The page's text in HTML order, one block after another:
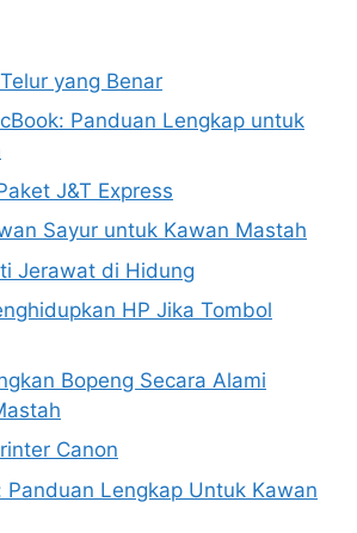
yang Benar
Panduan Lengkap untuk
J&T Express
Sayur untuk Kawan Mastah
Jerawat di Hidung
HP Jika Tombol
Bopeng Secara Alami
Canon
Panduan Lengkap Untuk Kawan